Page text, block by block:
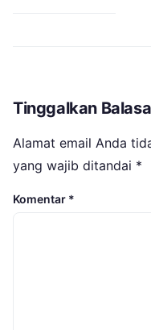
Tinggalkan
Alamat email Anda
yang wajib ditandai *
Komentar *